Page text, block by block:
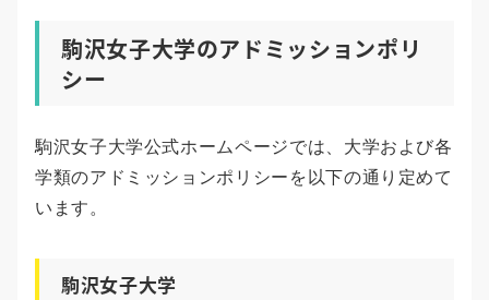
駒沢女子大学のアドミッションポリ
シー
駒沢女子大学公式ホームページでは、大学および各
学類のアドミッションポリシーを以下の通り定めて
います。
駒沢女子大学